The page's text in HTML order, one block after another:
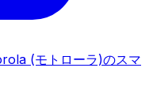
(モトローラ)のスマ